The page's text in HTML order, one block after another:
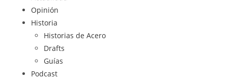
Opinión
Historia
Historias de Acero
Drafts
Guías
Podcast